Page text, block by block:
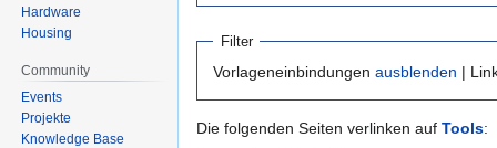
Filter
Vorlageneinbindungen ausblenden |
Die folgenden Seiten verlinken auf Tools:
Hardware
Housing
Community
Events
Projekte
Knowledge Base